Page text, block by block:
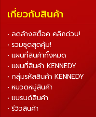
เกี่ยวกับสินค้า
• ลดล้างสต็อค คลิกด่วน!
• รวมชุดสุดคุ้ม!
• แผนที่สินค้าทั้งหมด
• แผนที่สินค้า KENNEDY
• กลุ่มรหัสสินค้า KENNEDY
• หมวดหมู่สินค้า
• แบรนด์สินค้า
• รีวิวสินค้า